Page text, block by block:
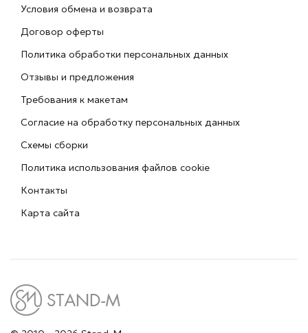
Условия обмена и возврата
Договор оферты
Политика обработки персональных данных
Отзывы и предложения
Требования к макетам
Согласие на обработку персональных данных
Схемы сборки
Политика использования файлов cookie
Контакты
Карта сайта